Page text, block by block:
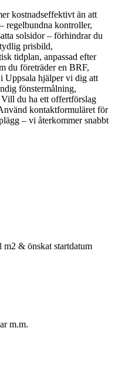
kostnadseffektivt än att
regelbundna kontroller,
solsidor – förhindrar du
prisbild,
tidplan, anpassad efter
du företräder en BRF,
Uppsala hjälper vi dig att
fönstermålning,
du ha ett offertförslag
kontaktformuläret för
– vi återkommer snabbt
m2 & önskat startdatum
m.m.